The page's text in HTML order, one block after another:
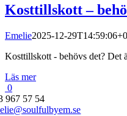
Kosttillskott –
Emelie2025-12-
Kosttillskott - behövs det? Det
Läs mer
0
967 57 54